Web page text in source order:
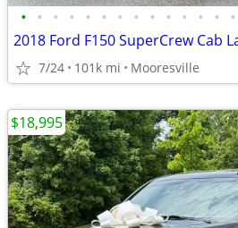
• • • • • • • • • • • • • •
2018 Ford F150 SuperCrew Cab
7/24 101k mi Mooresville
$18,995